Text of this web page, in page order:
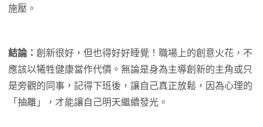
施壓。
結論： 創新很好，但也得好好睡覺！職場上的創意火花，不
應該以犧牲健康當作代價。無論是身為主導創新的主角或只
是旁觀的同事，記得下班後，讓自己真正放鬆，因為心理的
「抽離」，才能讓自己明天繼續發光。